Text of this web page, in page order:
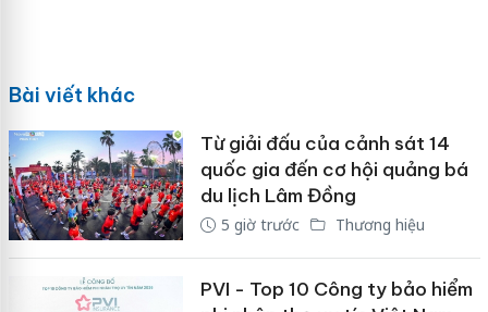
Bài viết khác
Từ giải đấu của cảnh sát 14
quốc gia đến cơ hội quảng bá
du lịch Lâm Đồng
5 giờ trước Thương hiệu
PVI - Top 10 Công ty bảo hiểm